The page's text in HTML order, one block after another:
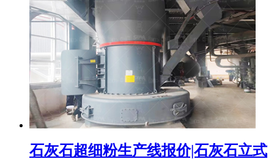
石灰石超细粉生产线报价|石灰石立式